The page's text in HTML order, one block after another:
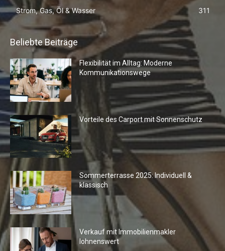
Strom, Gas, Öl & Wasser
311
Beliebte Beiträge
Flexibilität im Alltag: Moderne
Kommunikationswege
Vorteile des Carport mit Sonnenschutz
Sommerterrasse 2025: Individuell &
klassisch
Verkauf mit Immobilienmakler
lohnenswert